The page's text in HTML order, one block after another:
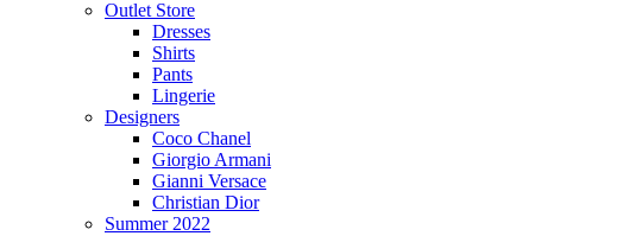
Outlet Store
Dresses
Shirts
Pants
Lingerie
Designers
Coco Chanel
Giorgio Armani
Gianni Versace
Christian Dior
Summer 2022